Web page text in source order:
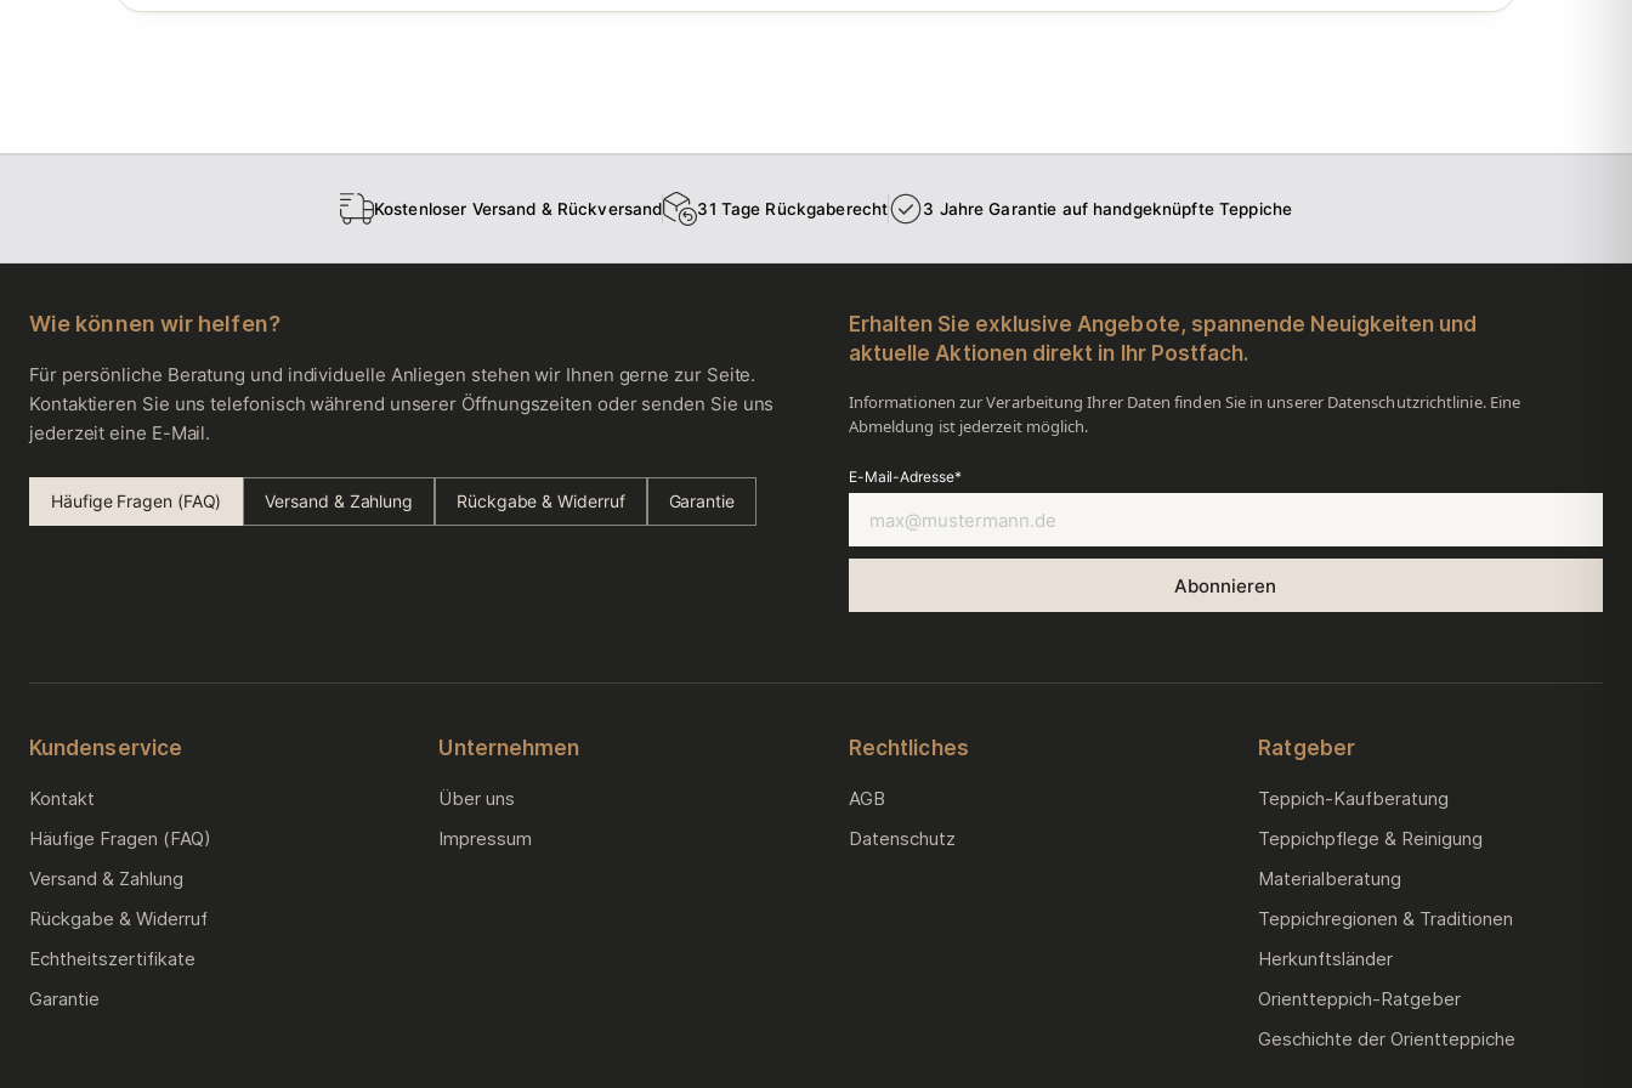
Kostenloser Versand & Rückversand 31 Tage Rückgaberecht 3 Jahre Garantie auf handgeknüpfte Teppiche
Wie können wir helfen?
Für persönliche Beratung und individuelle Anliegen stehen wir Ihnen gerne zur Seite.
Kontaktieren Sie uns telefonisch während unserer Öffnungszeiten oder senden Sie uns
jederzeit eine E-Mail.
Häufige Fragen (FAQ) Versand & Zahlung Rückgabe & Widerruf Garantie
Erhalten Sie exklusive Angebote, spannende Neuigkeiten und
aktuelle Aktionen direkt in Ihr Postfach.
Informationen zur Verarbeitung Ihrer Daten finden Sie in unserer Datenschutzrichtlinie. Eine
Abmeldung ist jederzeit möglich.
E-Mail-Adresse*
Kundenservice
Kontakt
Häufige Fragen (FAQ)
Versand & Zahlung
Rückgabe & Widerruf
Echtheitszertifikate
Garantie
Unternehmen
Über uns
Impressum
Rechtliches
AGB
Datenschutz
Ratgeber
Teppich-Kaufberatung
Teppichpflege & Reinigung
Materialberatung
Teppichregionen & Traditionen
Herkunftsländer
Orientteppich-Ratgeber
Geschichte der Orientteppiche